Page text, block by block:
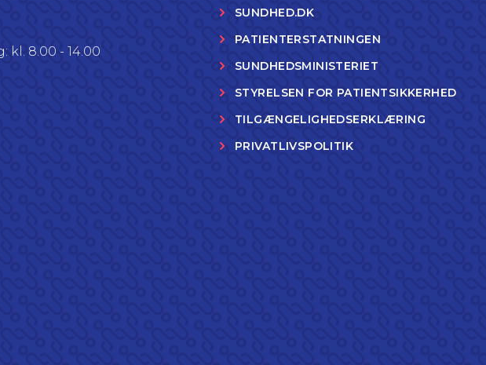
kl. 8.00 - 14.00
SUNDHED.DK
PATIENTERSTATNINGEN
SUNDHEDSMINISTERIET
STYRELSEN FOR PATIENTSIKKERHED
TILGÆNGELIGHEDSERKLÆRING
PRIVATLIVSPOLITIK